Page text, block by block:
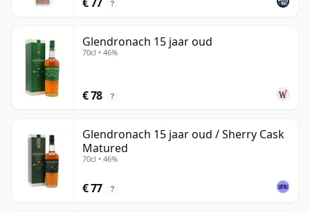
?
Glendronach 15 jaar oud
70cl • 46%
€ 78 ?
Glendronach 15 jaar oud / Sherry Cask
Matured
70cl • 46%
€ 77 ?